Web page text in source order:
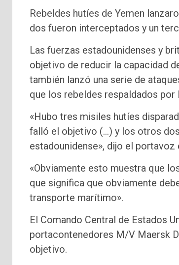
Rebeldes hutíes de Yemen
dos fueron interceptados y un
Las fuerzas estadounidenses y
objetivo de reducir la capacidad
también lanzó una serie de
que los rebeldes respaldados
«Hubo tres misiles hutíes
falló el objetivo (…) y los otros
estadounidense», dijo el portavoz
«Obviamente esto muestra que
que significa que obviamente
transporte marítimo».
El Comando Central de Estados
portacontenedores M/V Maersk
objetivo.